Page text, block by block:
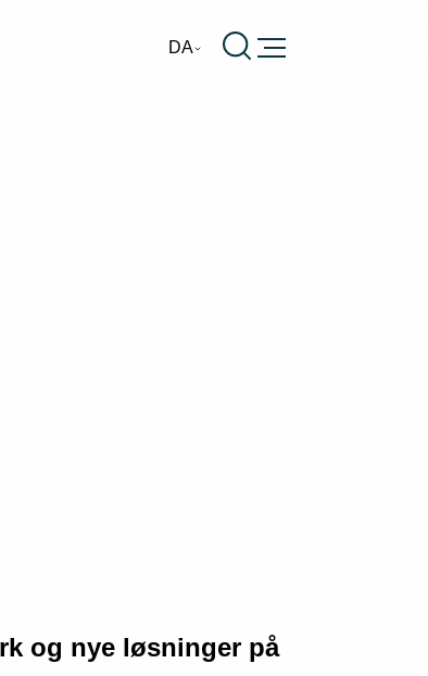
DA Burger
og nye løsninger på